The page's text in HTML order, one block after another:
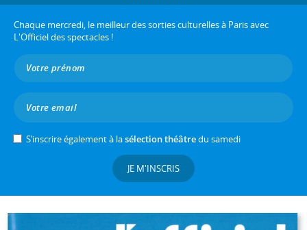
Chaque mercredi, le meilleur des sorties culturelles à Paris avec
L'Officiel des spectacles !
S’inscrire également à lasélection théâtredu samedi
JE M'INSCRIS